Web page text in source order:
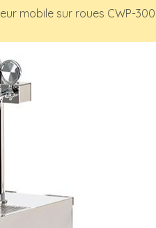
mobile sur roues CWP-300